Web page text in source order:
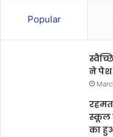
Popular
ने पेश
स्कूल
का